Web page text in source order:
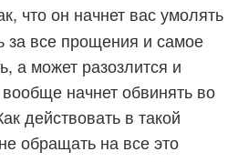
что он начнет вас умолять
за все прощения и самое
а может разозлится и
начнет обвинять во
действовать в такой
обращать на все это